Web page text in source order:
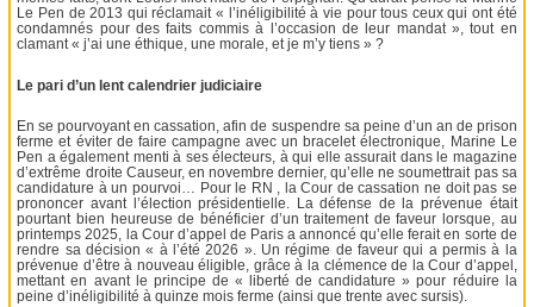
Le Pen de 2013 qui réclamait « l’inéligibilité à vie pour tous ceux qui ont été
condamnés pour des faits commis à l’occasion de leur mandat », tout en
clamant « j’ai une éthique, une morale, et je m’y tiens » ?
Le pari d’un lent calendrier judiciaire
En se pourvoyant en cassation, afin de suspendre sa peine d’un an de prison
ferme et éviter de faire campagne avec un bracelet électronique, Marine Le
Pen a également menti à ses électeurs, à qui elle assurait dans le magazine
d’extrême droite Causeur, en novembre dernier, qu’elle ne soumettrait pas sa
candidature à un pourvoi… Pour le RN , la Cour de cassation ne doit pas se
prononcer avant l’élection présidentielle. La défense de la prévenue était
pourtant bien heureuse de bénéficier d’un traitement de faveur lorsque, au
printemps 2025, la Cour d’appel de Paris a annoncé qu’elle ferait en sorte de
rendre sa décision « à l’été 2026 ». Un régime de faveur qui a permis à la
prévenue d’être à nouveau éligible, grâce à la clémence de la Cour d’appel,
mettant en avant le principe de « liberté de candidature » pour réduire la
peine d’inéligibilité à quinze mois ferme (ainsi que trente avec sursis).